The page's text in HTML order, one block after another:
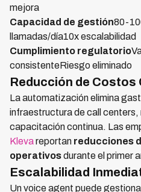
mejora
Capacidad de gestión80-
llamadas/día10x escalabilidad
Cumplimiento regulatorio
consistenteRiesgo eliminado
Reducción de Costos
La automatización elimina
infraestructura de call centers,
capacitación continua. Las
Klevareportan reducciones
operativosdurante el primer
Escalabilidad
Un voice agent puede